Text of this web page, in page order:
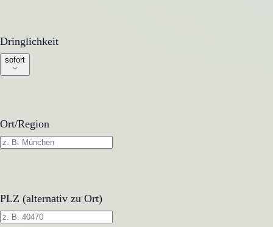
Dringlichkeit
Dringlichkeit
sofort
Ort/Region
PLZ (alternativ zu Ort)